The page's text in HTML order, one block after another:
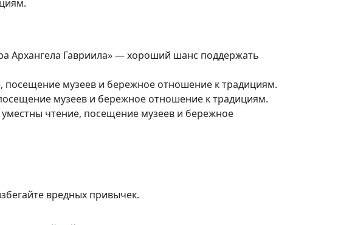
Архангела Гавриила» — хороший шанс поддержать
музеев и бережное отношение к традициям.
музеев и бережное отношение к традициям.
чтение, посещение музеев и бережное
вредных привычек.